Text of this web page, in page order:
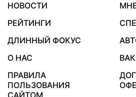
НОВОСТИ
РЕЙТИНГИ
ДЛИННЫЙ ФОКУС
О НАС
ПРАВИЛА
ПОЛЬЗОВАНИЯ
САЙТОМ